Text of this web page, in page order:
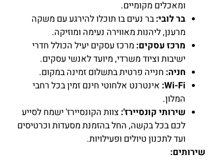
ומאכלים מקומיים.
בר לובי:בר נעים בו תוכלו להירגע עם משקה
מרענן, ליהנות מאווירה נעימה ומוזיקה.
מרכז עסקים: מרכז עסקים יעיל הכולל חדרי
ישיבות וציוד משרדי, מיועד לאנשי עסקים.
חניה: חנייה פרטית בתשלום זמינה במקום.
Wi-Fi: אינטרנט אלחוטי חינם זמין בכל רחבי
המלון.
שירותי קונסיירז': צוות הקונסיירז' ישמח לסייע
לכם בכל בקשה, החל בהזמנת מסעדות וכרטיסים
ועד לתכנון טיולים ופעילויות.
שירותים: